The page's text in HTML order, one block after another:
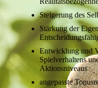
Steigerung des
Stärkung der
Entwicklung und
Spielverhaltens
Aktionsniveaus
angepasste